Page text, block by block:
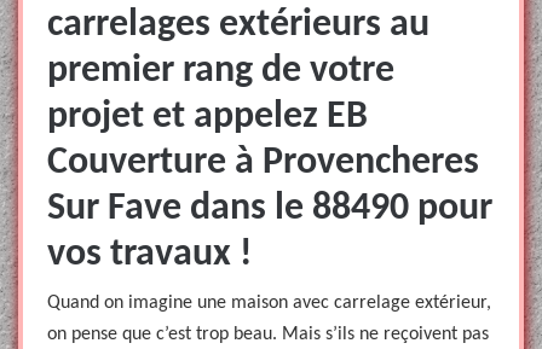
carrelages extérieurs au
premier rang de votre
projet et appelez EB
Couverture à Provencheres
Sur Fave dans le 88490 pour
vos travaux !
Quand on imagine une maison avec carrelage extérieur,
on pense que c’est trop beau. Mais s’ils ne reçoivent pas